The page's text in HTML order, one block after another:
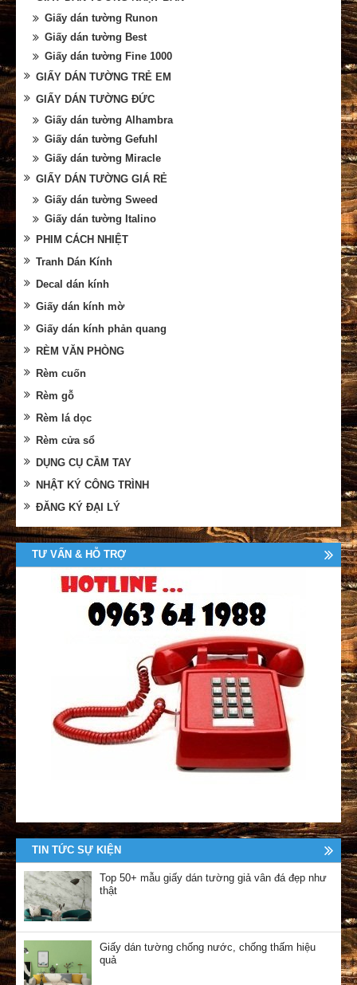
Giấy dán tường Runon
Giấy dán tường Best
Giấy dán tường Fine 1000
GIẤY DÁN TƯỜNG TRẺ EM
GIẤY DÁN TƯỜNG ĐỨC
Giấy dán tường Alhambra
Giấy dán tường Gefuhl
Giấy dán tường Miracle
GIẤY DÁN TƯỜNG GIÁ RẺ
Giấy dán tường Sweed
Giấy dán tường Italino
PHIM CÁCH NHIỆT
Tranh Dán Kính
Decal dán kính
Giấy dán kính mờ
Giấy dán kính phản quang
RÈM VĂN PHÒNG
Rèm cuốn
Rèm gỗ
Rèm lá dọc
Rèm cửa sổ
DỤNG CỤ CẦM TAY
NHẬT KÝ CÔNG TRÌNH
ĐĂNG KÝ ĐẠI LÝ
TƯ VẤN & HỖ TRỢ
TIN TỨC SỰ KIỆN
Top 50+ mẫu giấy dán tường giả vân đá đẹp như
thật
Giấy dán tường chống nước, chống thấm hiệu
quả